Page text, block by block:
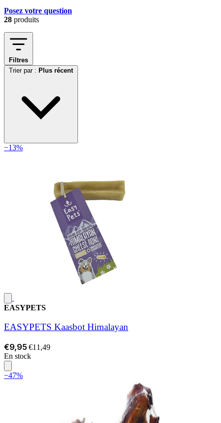
Posez votre question
28 produits
Filtres
Trier par : Plus récent
−13%
EASYPETS
EASYPETS Kaasbot Himalayan
€9,95 €11,49
En stock
−47%